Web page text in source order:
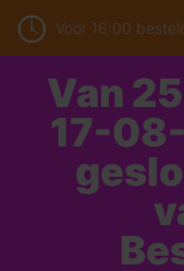
Voor 16:00
Van
17-